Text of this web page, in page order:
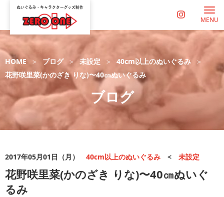
MENU
HOME ブログ 未設定
40cm以上のぬいぐるみ
花野咲里菜(かのざき りな)〜40㎝ぬいぐるみ
ブログ
2017年05月01日（月） 40cm以上のぬいぐるみ < 未設定
花野咲里菜(かのざき りな)〜40㎝ぬいぐ
るみ